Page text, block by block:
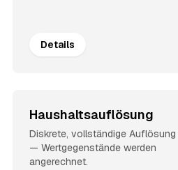
Details
Haushaltsauflösung
Diskrete, vollständige Auflösung
— Wertgegenstände werden
angerechnet.